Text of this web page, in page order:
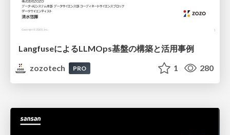
LangfuseによるLLMOps基盤の構築と活用事例
zozotech
PRO 1 280